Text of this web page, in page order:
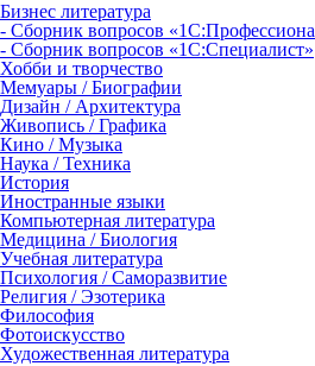
Бизнес литература
- Сборник вопросов
- Сборник вопросов «1С:Специалист»
Хобби и творчество
Мемуары / Биографии
Дизайн / Архитектура
Живопись / Графика
Кино / Музыка
Наука / Техника
История
Иностранные языки
Компьютерная литература
Медицина / Биология
Учебная литература
Психология / Саморазвитие
Религия / Эзотерика
Философия
Фотоискусство
Художественная литература